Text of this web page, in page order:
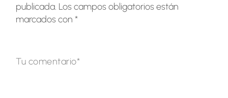
publicada. Los campos obligatorios están
marcados con*